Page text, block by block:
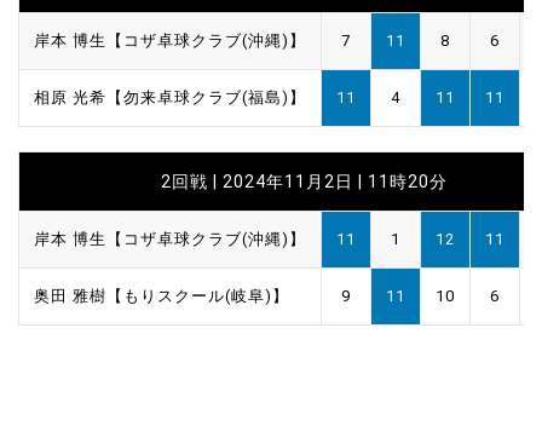
岸本 博生【コザ卓球クラブ(沖縄)】 7 11 8 6
相原 光希【勿来卓球クラブ(福島)】 11 4 11 11
2回戦 | 2024年11月2日 | 11時20分
岸本 博生【コザ卓球クラブ(沖縄)】 11 1 12 11
奥田 雅樹【もりスクール(岐阜)】 9 11 10 6